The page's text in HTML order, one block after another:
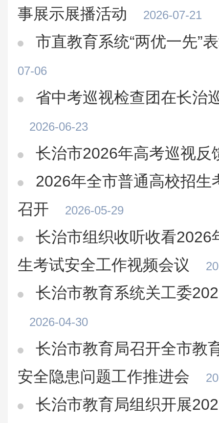
事展示展播活动 2026-07-21
市直教育系统“两优一先”
07-06
省中考巡视检查团在长治
2026-06-23
长治市2026年高考巡视反
2026年全市普通高校招生
召开
2026-05-29
长治市组织收听收看2026
生考试安全工作视频会议
长治市教育系统关工委
2026-04-30
长治市教育局召开全市教
安全隐患问题工作推进会
长治市教育局组织开展